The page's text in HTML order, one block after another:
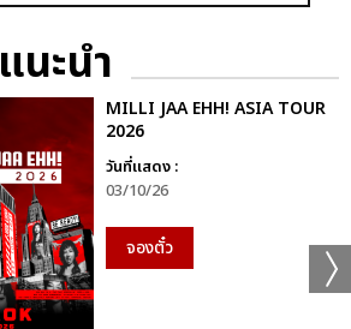
แนะนำ
MILLI JAA EHH! ASIA TOUR
2026
วันที่แสดง :
03/10/26
จองตั๋ว